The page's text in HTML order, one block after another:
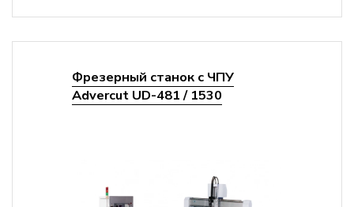
Фрезерный станок с ЧПУ
Advercut UD-481 / 1530